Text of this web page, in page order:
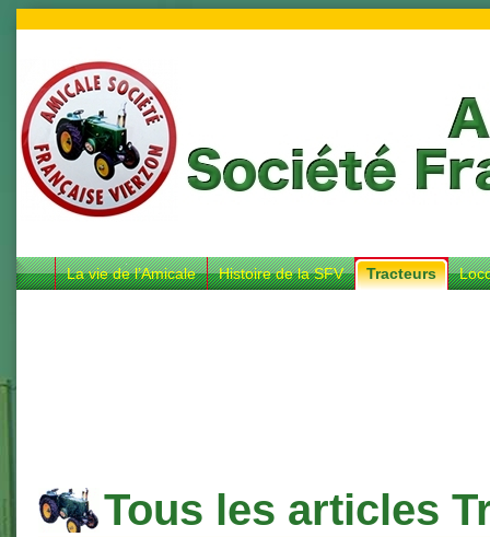
La vie de l’Amicale Histoire de la SFV Tracteurs
Tous les articles